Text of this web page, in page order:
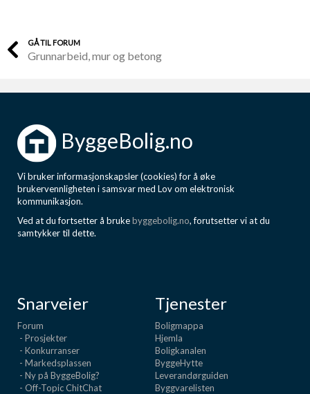
GÅ TIL FORUM
Grunnarbeid, mur og betong
ByggeBolig.no
Vi bruker informasjonskapsler (cookies) for å øke
brukervennligheten i samsvar med Lov om elektronisk
kommunikasjon.
Ved at du fortsetter å brukebyggebolig.no, forutsetter vi at du
samtykker til dette.
Snarveier
Forum
- Prosjekter
- Konkurranser
- Markedsplassen
- Ny på ByggeBolig?
- Off-Topic ChitChat
Tjenester
Boligmappa
Hjemla
Boligkanalen
ByggeHytte
Leverandørguiden
Byggvarelisten